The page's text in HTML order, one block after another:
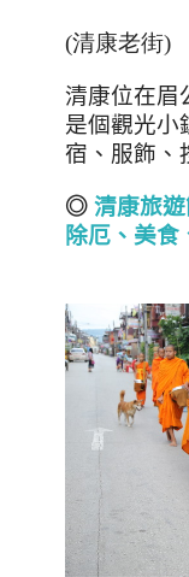
(清康老街)
清康位在眉
是個觀光小
宿、服飾、
◎ 清康旅
除厄、美食